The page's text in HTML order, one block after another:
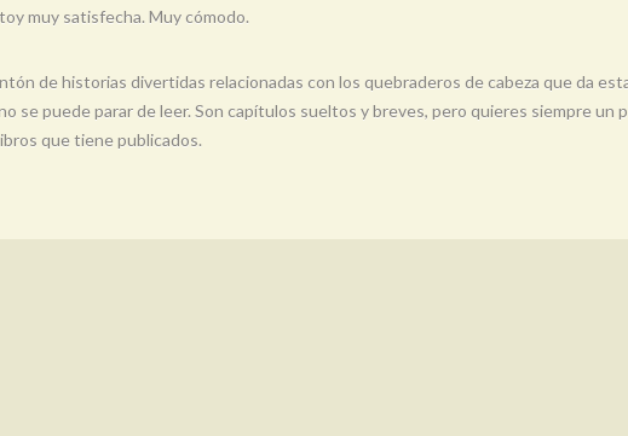
muy satisfecha. Muy cómodo.
de historias divertidas relacionadas con los quebraderos de cabeza que da
se puede parar de leer. Son capítulos sueltos y breves, pero quieres siempre
que tiene publicados.